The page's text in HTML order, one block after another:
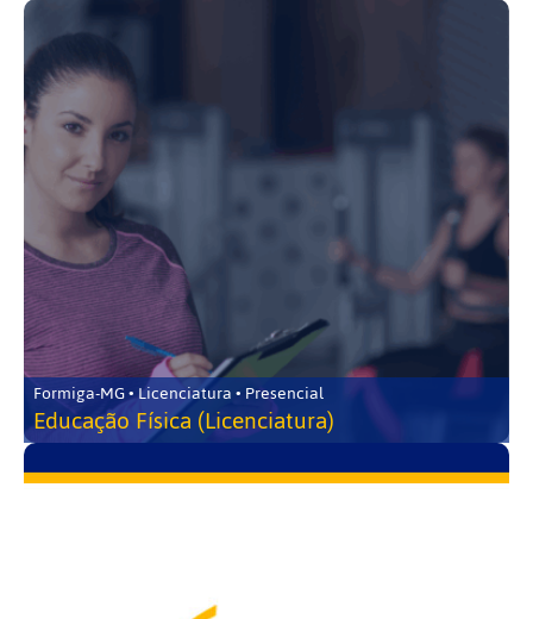
Formiga-MG • Licenciatura • Presencial
Educação Física (Licenciatura)